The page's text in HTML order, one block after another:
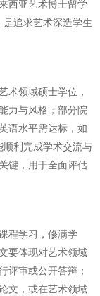
西亚艺术博士留学
追求艺术深造学生
术领域硕士学位，
力与风格；部分院
语水平需达标，如
顺利完成学术交流与
键，用于全面评估
程学习，修满学
要体现对艺术领域
评审或公开答辩；
文，或在艺术领域